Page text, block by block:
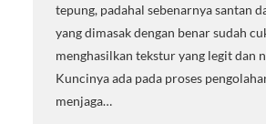
tepung, padahal sebenarnya santan
yang dimasak dengan benar sudah
menghasilkan tekstur yang legit dan
Kuncinya ada pada proses
menjaga…